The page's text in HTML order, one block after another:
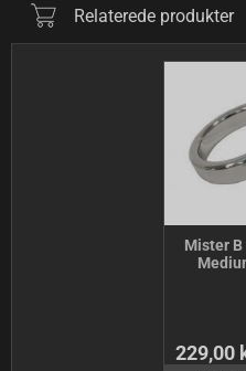
Relaterede produkter
Mister B
229,00